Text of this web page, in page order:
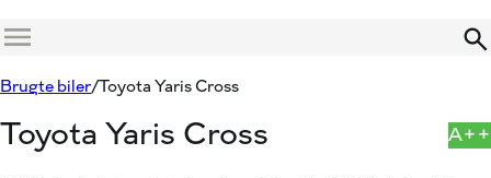
Menu
Brugte biler Toyota Yaris Cross
Toyota Yaris Cross A++